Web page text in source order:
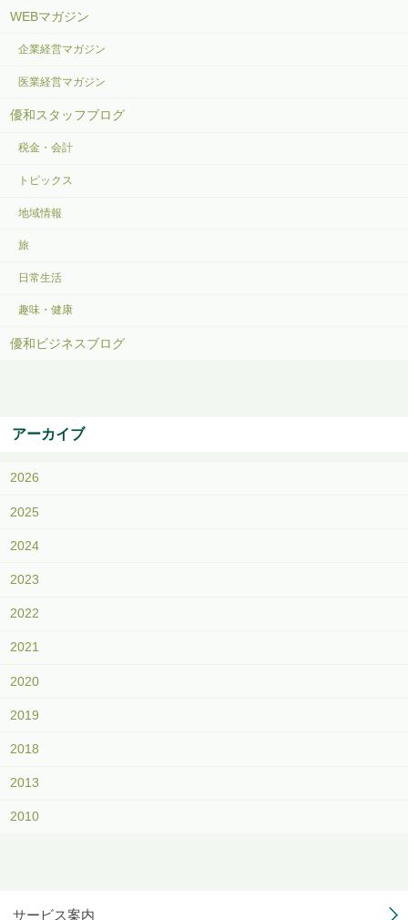
WEBマガジン
企業経営マガジン
医業経営マガジン
優和スタッフブログ
税金・会計
トピックス
地域情報
旅
日常生活
趣味・健康
優和ビジネスブログ
アーカイブ
2026
2025
2024
2023
2022
2021
2020
2019
2018
2013
2010
サービス案内